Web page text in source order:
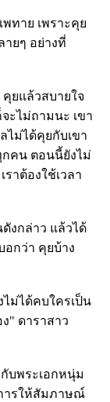
ทาย เพราะคุย
ายๆ อย่างที่
ยแล้วสบายใจ
จะไม่ถามนะ เขา
ไม่ได้คุยกับเขา
กคน ตอนนี้ยังไม่
าต้องใช้เวลา
งกล่าว แล้วได้
อกว่า คุยบ้าง
ไม่ได้คบใครเป็น
" ดาราสาว
บพระเอกหนุ่ม
ารให้สัมภาษณ์